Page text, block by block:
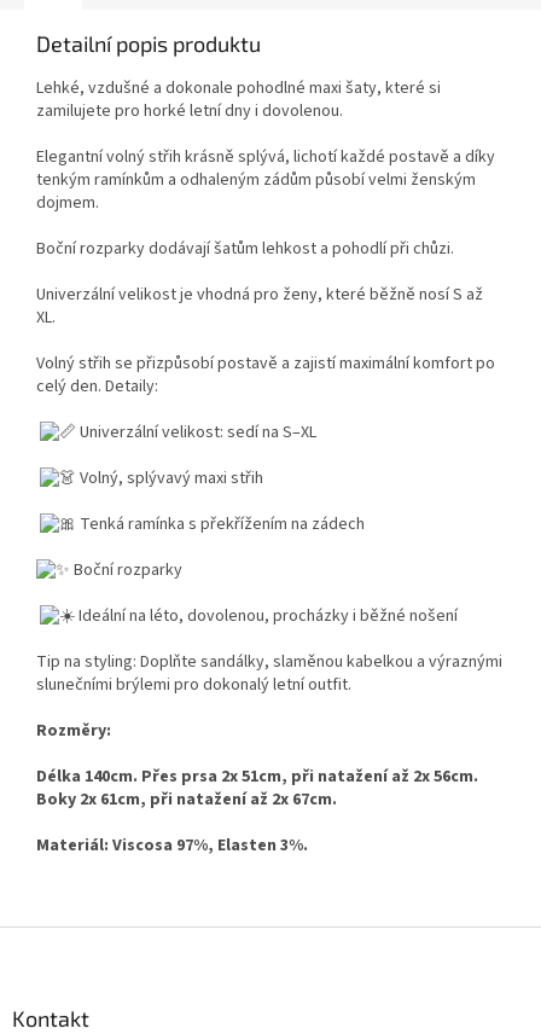
Detailní popis produktu
Lehké, vzdušné a dokonale pohodlné maxi šaty, které si
zamilujete pro horké letní dny i dovolenou.
Elegantní volný střih krásně splývá, lichotí každé postavě a díky
tenkým ramínkům a odhaleným zádům působí velmi ženským
dojmem.
Boční rozparky dodávají šatům lehkost a pohodlí při chůzi.
Univerzální velikost je vhodná pro ženy, které běžně nosí S až
XL.
Volný střih se přizpůsobí postavě a zajistí maximální komfort po
celý den. Detaily:
Univerzální velikost: sedí na S–XL
Volný, splývavý maxi střih
Tenká ramínka s překřížením na zádech
Boční rozparky
Ideální na léto, dovolenou, procházky i běžné nošení
Tip na styling: Doplňte sandálky, slaměnou kabelkou a výraznými
slunečními brýlemi pro dokonalý letní outfit.
Rozměry:
Délka 140cm. Přes prsa 2x 51cm, při natažení až 2x 56cm.
Boky 2x 61cm, při natažení až 2x 67cm.
Materiál: Viscosa 97%, Elasten 3%.
Kontakt